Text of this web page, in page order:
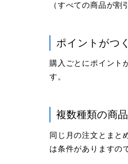
（すべての商品が割
ポイントがつく
購入ごとにポイント
す。
複数種類の商
同じ月の注文とまと
は条件がありますの